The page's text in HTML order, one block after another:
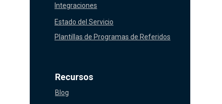
Blog
Recursos
Integraciones
Plantillas de Programas de Referidos
Estado del Servicio